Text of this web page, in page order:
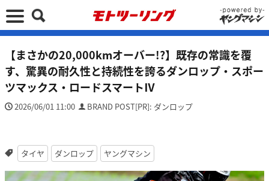
【まさかの20,000kmオーバー!?】既存の常識を覆
す、驚異の耐久性と持続性を誇るダンロップ・スポー
ツマックス・ロードスマートⅣ
2026/06/01 11:00 BRAND POST[PR]: ダンロップ
タイヤ ダンロップ ヤングマシン